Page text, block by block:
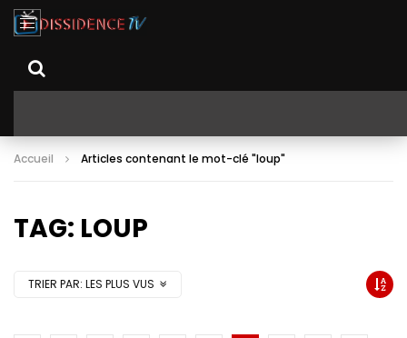
Accueil Articles contenant le mot-clé "loup"
TAG: LOUP
TRIER PAR: LES PLUS VUS